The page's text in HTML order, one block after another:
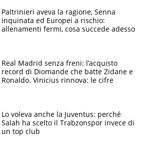
Paltrinieri aveva la ragione, Senna
inquinata ed Europei a rischio:
allenamenti fermi, cosa succede adesso
Real Madrid senza freni: l’acquisto
record di Diomande che batte Zidane e
Ronaldo. Vinicius rinnova: le cifre
Lo voleva anche la Juventus: perché
Salah ha scelto il Trabzonspor invece di
un top club